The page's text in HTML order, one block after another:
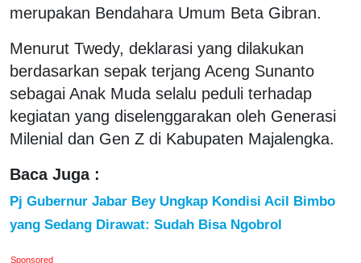
merupakan Bendahara Umum Beta Gibran.
Menurut Twedy, deklarasi yang dilakukan
berdasarkan sepak terjang Aceng Sunanto
sebagai Anak Muda selalu peduli terhadap
kegiatan yang diselenggarakan oleh Generasi
Milenial dan Gen Z di Kabupaten Majalengka.
Baca Juga :
Pj Gubernur Jabar Bey Ungkap Kondisi Acil Bimbo
yang Sedang Dirawat: Sudah Bisa Ngobrol
Sponsored